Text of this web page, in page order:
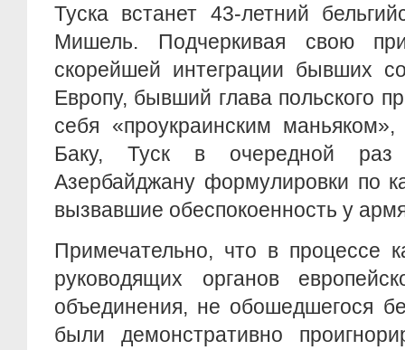
Туска встанет 43-летний
Мишель. Подчеркивая свою
скорейшей интеграции бывших
Европу, бывший глава польского
себя «проукраинским
Баку, Туск в очередной раз
Азербайджану формулировки по
вызвавшие обеспокоенность у
Примечательно, что в процессе
руководящих органов
объединения, не обошедшегося
были демонстративно